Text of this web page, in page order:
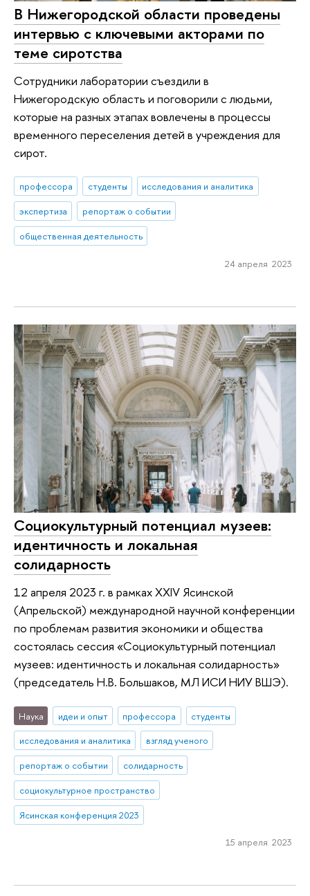
В Нижегородской области проведены
интервью с ключевыми акторами по
теме сиротства
Сотрудники лаборатории съездили в
Нижегородскую область и поговорили с людьми,
которые на разных этапах вовлечены в процессы
временного переселения детей в учреждения для
сирот.
профессора студенты
исследования и аналитика
экспертиза
репортаж о событии
общественная деятельность
24 апреля 2023
Социокультурный потенциал музеев:
идентичность и локальная
солидарность
12 апреля 2023 г. в рамках XXIV Ясинской
(Апрельской) международной научной конференции
по проблемам развития экономики и общества
состоялась сессия «Социокультурный потенциал
музеев: идентичность и локальная солидарность»
(председатель Н.В. Большаков, МЛ ИСИ НИУ ВШЭ).
Наука идеи и опыт профессора
студенты
исследования и аналитика
взгляд ученого
репортаж о событии
солидарность
социокультурное пространство
Ясинская конференция 2023
15 апреля 2023